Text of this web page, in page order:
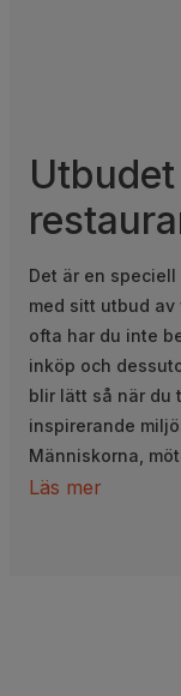
Det är en
med sitt utbud av
ofta har du inte
inköp och
blir lätt så när du
inspirerande
Människorna,
Läs mer